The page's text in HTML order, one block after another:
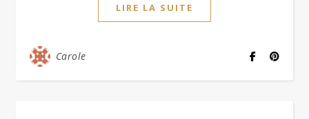
LIRE LA SUITE
Carole